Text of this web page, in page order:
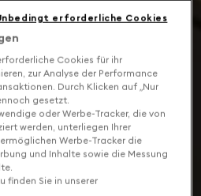
Cookies für ihr
zur Analyse der Performance
Durch Klicken auf „Nur
gesetzt.
oder Werbe-Tracker, die von
werden, unterliegen Ihrer
Werbe-Tracker die
und Inhalte sowie die Messung
finden Sie in unserer
erforderliche Cookies